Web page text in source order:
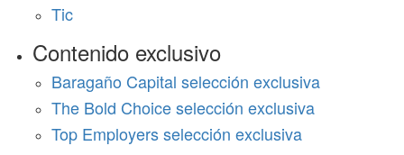
Tic
Contenido exclusivo
Baragaño Capital selección exclusiva
The Bold Choice selección exclusiva
Top Employers selección exclusiva